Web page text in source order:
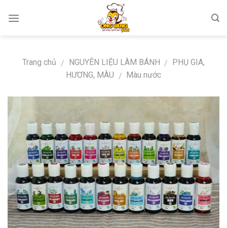
Trang chủ / NGUYÊN LIỆU LÀM BÁNH / PHỤ GIA,
HƯƠNG, MÀU / Màu nước